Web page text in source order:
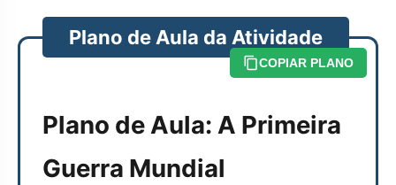
Plano de Aula da Atividade
COPIAR PLANO
Plano de Aula: A Primeira
Guerra Mundial